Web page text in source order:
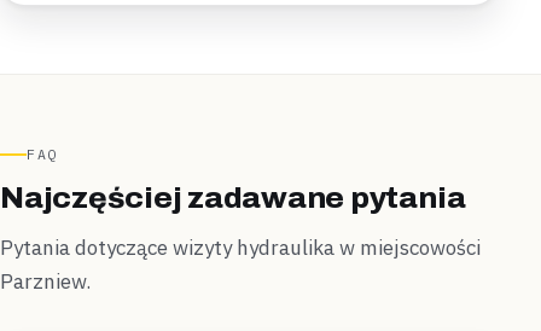
FAQ
Najczęściej zadawane pytania
Pytania dotyczące wizyty hydraulika w miejscowości
Parzniew.